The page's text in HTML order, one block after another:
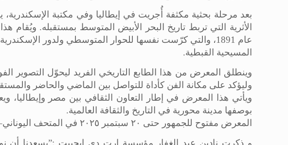
بعد مرحلة بحثية مكثفة أُجريت في إيطاليا وفي مكتبة الإسكندرية،
الأثرية التي تربط تاريخ البحر الأبيض المتوسط بمستقبله.
عام 1891، والتي كرّست نفسها للحوار المتوسطي ولدور
المسيحية القبطية.
وينطلق المعرض من هذا الطابع التاريخي الفريد ليحوّل التصوير
وليؤكد على مكانة الفن كأداة للتواصل بين الماضي والحاضر
ويأتي هذا المعرض في إطار التعاون الثقافي بين مصر
بوصفها مدينة محورية في التاريخ والثقافة العالمية.
المعرض مفتوح للجمهور حتى ٢٠ سبتمبر ٢٠٢٥ في المتحف اليوناني–الروماني بالإسكندرية.
و ذكرت نادين عبد الغفار مؤسسة ارت دي ايجيبت :”يسعدنا أن